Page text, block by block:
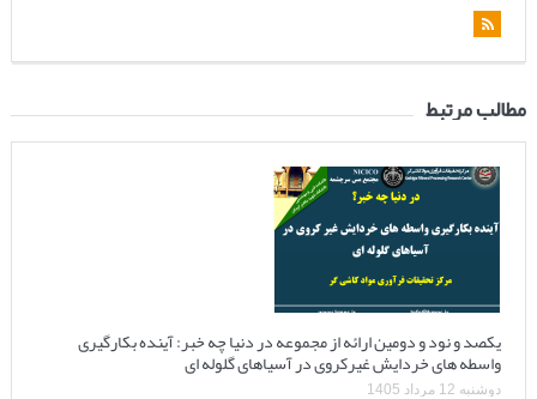
مطالب مرتبط
یکصد و نود و دومین ارائه از مجموعه در دنیا چه خبر: آینده بکارگیری
واسطه های خردایش غیرکروی در آسیاهای گلوله ای
دوشنبه 12 مرداد 1405